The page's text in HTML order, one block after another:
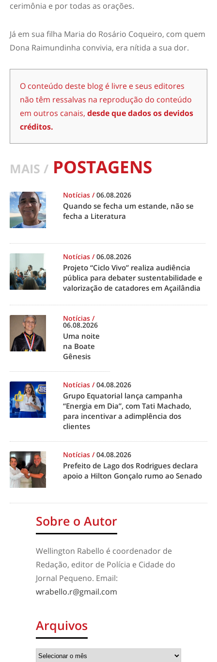
cerimônia e por todas as orações.
Já em sua filha Maria do Rosário Coqueiro, com quem
Dona Raimundinha convivia, era nítida a sua dor.
O conteúdo deste blog é livre e seus editores
não têm ressalvas na reprodução do conteúdo
em outros canais, desde que dados os devidos
créditos.
MAIS / POSTAGENS
Notícias /06.08.2026
Quando se fecha um estande, não se
fecha a Literatura
Notícias /06.08.2026
Projeto “Ciclo Vivo” realiza audiência
pública para debater sustentabilidade e
valorização de catadores em Açailândia
Notícias /
06.08.2026
Uma noite
na Boate
Gênesis
Notícias /04.08.2026
Grupo Equatorial lança campanha
“Energia em Dia”, com Tati Machado,
para incentivar a adimplência dos
clientes
Notícias /04.08.2026
Prefeito de Lago dos Rodrigues declara
apoio a Hilton Gonçalo rumo ao Senado
Sobre o Autor
Wellington Rabello é coordenador de
Redação, editor de Polícia e Cidade do
Jornal Pequeno. Email:
wrabello.r@gmail.com
Arquivos